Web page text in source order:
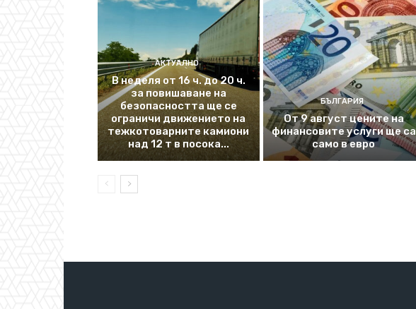
АКТУАЛНО
В неделя от 16 ч. до 20 ч.
за повишаване на
безопасността ще се
ограничи движението на
тежкотоварните камиони
над 12 т в посока...
БЪЛГАРИЯ
От 9 август цените на
финансовите услуги ще са
само в евро